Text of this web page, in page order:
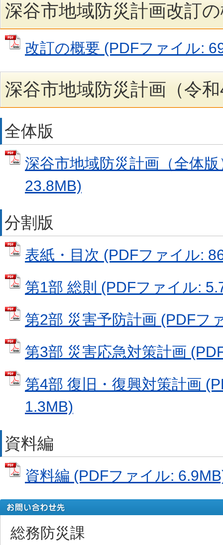
深谷市地域防災計画改訂
改訂の概要 (PDFファイル:
深谷市地域防災計画（令
全体版
深谷市地域防災計画（全体
23.8MB)
分割版
表紙・目次 (PDFファイル:
第1部 総則 (PDFファイル:
第2部 災害予防計画 (PDFフ
第3部 災害応急対策計画
第4部 復旧・復興対策計画
1.3MB)
資料編
資料編 (PDFファイル:
総務防災課